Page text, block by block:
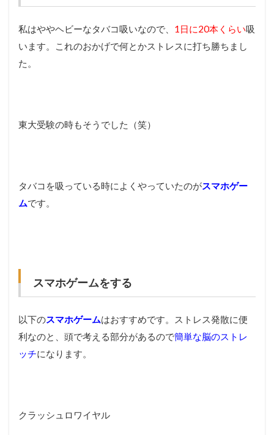
私はややヘビーなタバコ吸いなので、 1日に20本くらい吸
います。これのおかげで何とかストレスに打ち勝ちまし
た。
東大受験の時もそうでした（笑）
タバコを吸っている時によくやっていたのがスマホゲー
ムです。
スマホゲームをする
以下のスマホゲームはおすすめです。ストレス発散に便
利なのと、頭で考える部分があるので簡単な脳のストレ
ッチになります。
クラッシュロワイヤル